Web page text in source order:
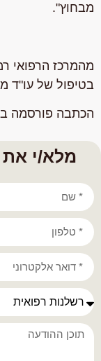
מלא/י את
מבחוץ".
מהמרכז הרפואי
בטיפול של עו"ד
הכתבה פורסמה